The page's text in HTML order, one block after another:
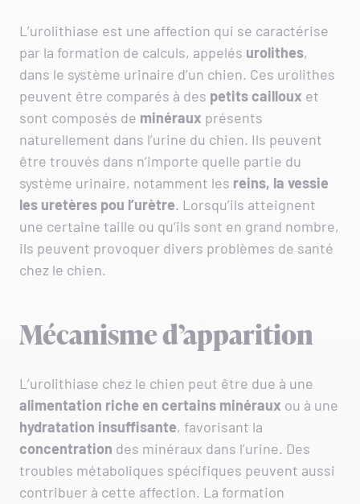
L’urolithiase est une affection qui se caractérise
par la formation de calculs, appelés urolithes,
dans le système urinaire d’un chien. Ces urolithes
peuvent être comparés à des petits cailloux et
sont composés de minéraux présents
naturellement dans l’urine du chien. Ils peuvent
être trouvés dans n’importe quelle partie du
système urinaire, notamment les reins, la vessie
les uretères pou l’urètre. Lorsqu’ils atteignent
une certaine taille ou qu’ils sont en grand nombre,
ils peuvent provoquer divers problèmes de santé
chez le chien.
Mécanisme d’apparition
L’urolithiase chez le chien peut être due à une
alimentation riche en certains minéraux ou à une
hydratation insuffisante, favorisant la
concentration des minéraux dans l’urine. Des
troubles métaboliques spécifiques peuvent aussi
contribuer à cette affection. La formation